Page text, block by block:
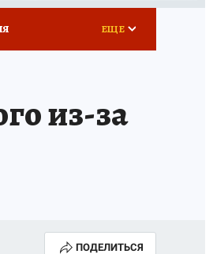
ЕЩЕ
из-за
ПОДЕЛИТЬСЯ